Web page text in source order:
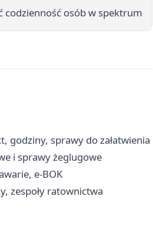
codzienność osób w spektrum
godziny, sprawy do załatwienia
i sprawy żeglugowe
e-BOK
zespoły ratownictwa